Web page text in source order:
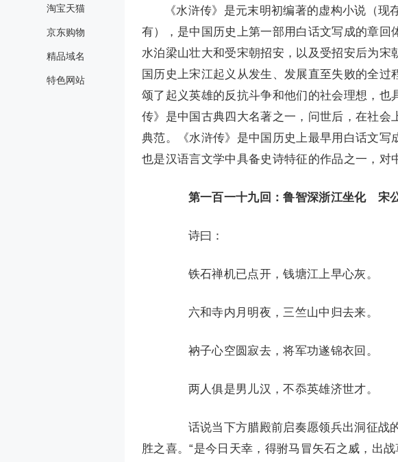
淘宝天猫
京东购物
精品域名
特色网站
《水浒传》是元末明初编著的虚构小说（
有），是中国历史上第一部用白话文写成的章回
水泊梁山壮大和受宋朝招安，以及受招安后为
国历史上宋江起义从发生、发展直至失败的全
颂了起义英雄的反抗斗争和他们的社会理想，
传》是中国古典四大名著之一，问世后，在社
典范。《水浒传》是中国历史上最早用白话文
也是汉语言文学中具备史诗特征的作品之一，对
第一百一十九回：鲁智深浙江坐化 宋
诗曰：
铁石禅机已点开，钱塘江上早心灰。
六和寺内月明夜，三竺山中归去来。
衲子心空圆寂去，将军功遂锦衣回。
两人俱是男儿汉，不忝英雄济世才。
话说当下方腊殿前启奏愿领兵出洞征战
胜之喜。“是今日天幸，得驸马冒矢石之威，出